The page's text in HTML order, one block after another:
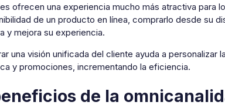
ofrecen una experiencia mucho más atractiva para
de un producto en línea, comprarlo desde su
y mejora su experiencia.
una visión unificada del cliente ayuda a
y promociones, incrementando la eficiencia.
de la